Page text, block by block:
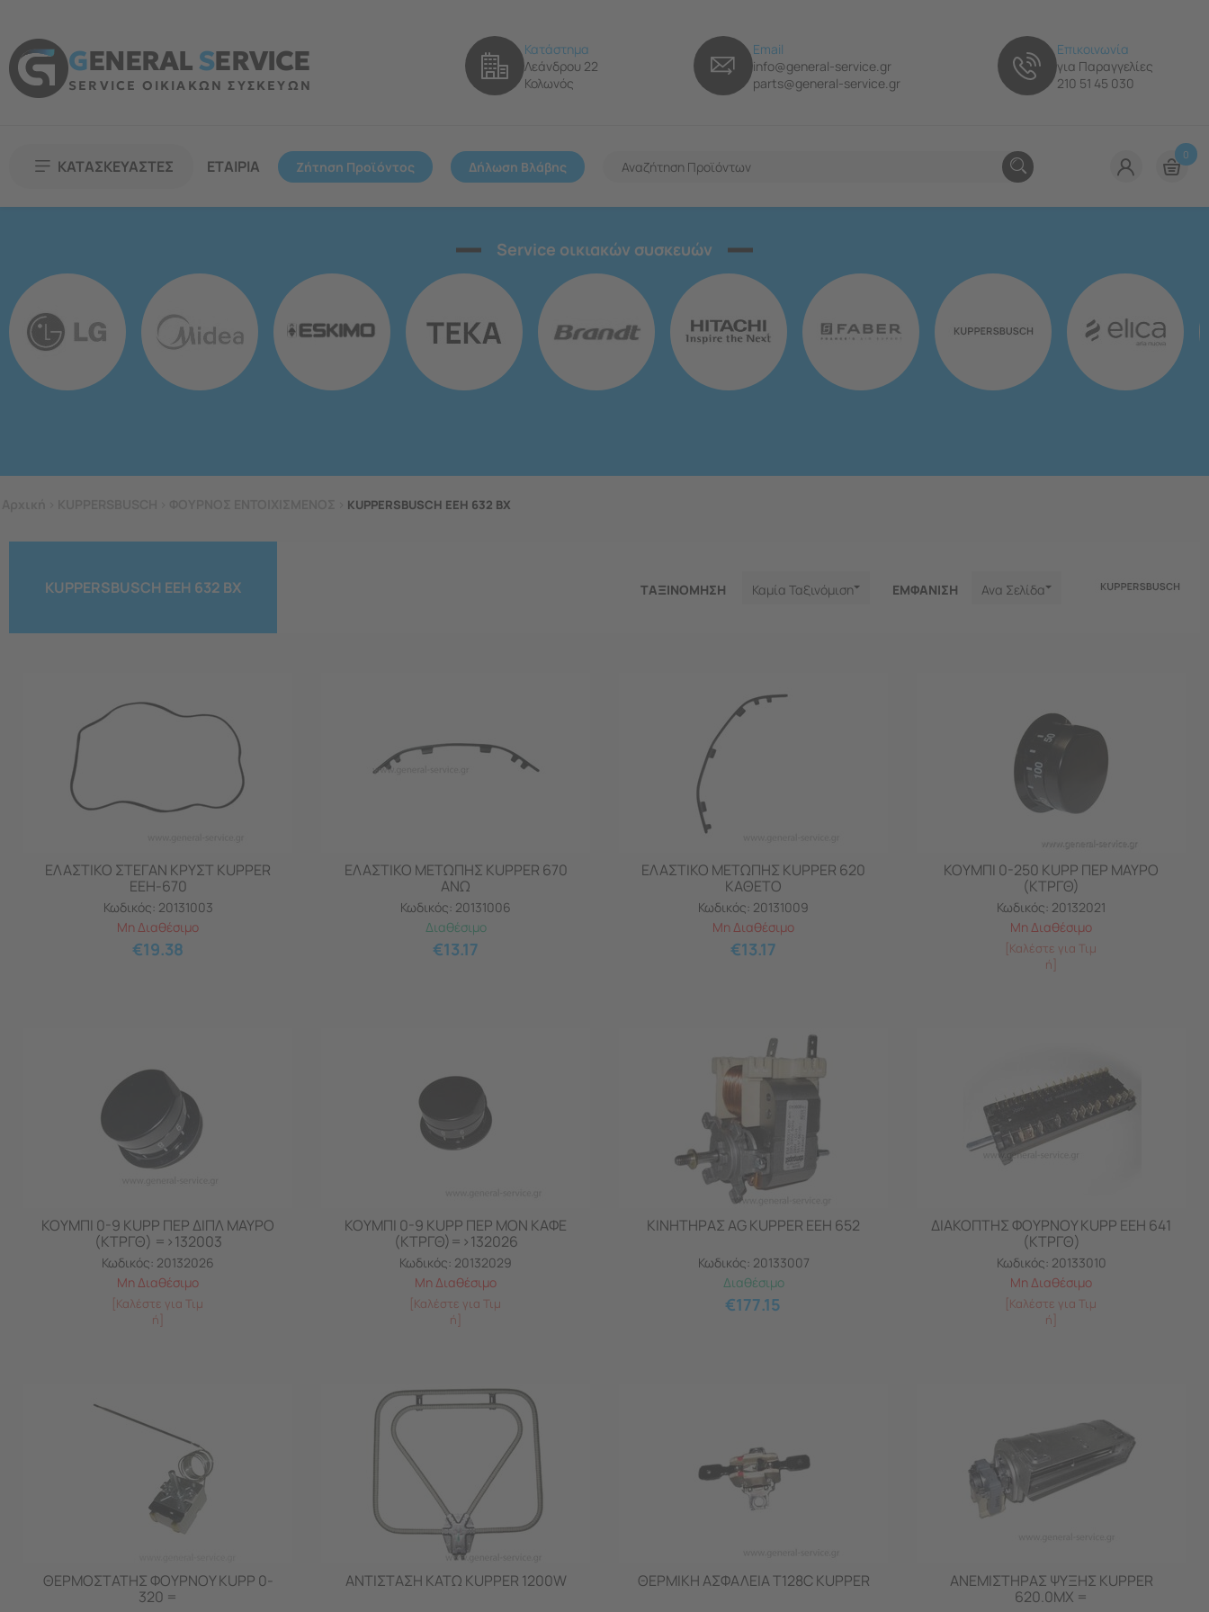
GENERALSERVICE
SERVICE ΟΙΚΙΑΚΩΝ ΣΥΣΚΕΥΩΝ
Κατάστημα
Λεάνδρου 22
Κολωνός
Email
info@general-service.gr
parts@general-service.gr
Επικοινωνία
για Παραγγελίες
210 51 45 030
ΚΑΤΑΣΚΕΥΑΣΤΕΣ ΕΤΑΙΡΙΑ Ζήτηση Προϊόντος Δήλωση Βλάβης
0
Service οικιακών συσκευών
KUPPERSBUSCH EEH 632 BX
KUPPERSBUSCH EEH 632 BX ΤΑΞΙΝΟΜΗΣΗ Καμία Ταξινόμιση ΕΜΦΑNΙΣΗ Ανα Σελίδα
ΕΛΑΣΤΙΚΟ ΣΤΕΓΑΝ ΚΡΥΣΤ KUPPER
EEH-670
Κωδικός: 20131003
Μη Διαθέσιμο
€19.38
ΕΛΑΣΤΙΚΟ ΜΕΤΩΠΗΣ KUPPER 670
ΑΝΩ
Κωδικός: 20131006
Διαθέσιμο
€13.17
ΕΛΑΣΤΙΚΟ ΜΕΤΩΠΗΣ KUPPER 620
ΚΑΘΕΤΟ
Κωδικός: 20131009
Μη Διαθέσιμο
€13.17
ΚΟΥΜΠΙ 0-250 KUPP ΠΕΡ ΜΑΥΡΟ
(ΚΤΡΓΘ)
Κωδικός: 20132021
Μη Διαθέσιμο
[Καλέστε για Τιμ
ή]
ΚΟΥΜΠΙ 0-9 KUPP ΠΕΡ ΔΙΠΛ ΜΑΥΡO
(ΚΤΡΓΘ) =>132003
Κωδικός: 20132026
Μη Διαθέσιμο
[Καλέστε για Τιμ
ή]
ΚΟΥΜΠΙ 0-9 KUPP ΠΕΡ ΜΟΝ ΚΑΦΕ
(ΚΤΡΓΘ)=>132026
Κωδικός: 20132029
Μη Διαθέσιμο
[Καλέστε για Τιμ
ή]
ΚΙΝΗΤΗΡΑΣ AG KUPPER EEH 652
Κωδικός: 20133007
Διαθέσιμο
€177.15
ΔΙΑΚΟΠΤΗΣ ΦΟΥΡΝΟΥ KUPP EEH 641
(ΚΤΡΓΘ)
Κωδικός: 20133010
Μη Διαθέσιμο
[Καλέστε για Τιμ
ή]
ΘΕΡΜΟΣΤΑΤΗΣ ΦΟΥΡΝΟΥ KUPP 0-
320 =
ΑΝΤΙΣΤΑΣΗ ΚΑΤΩ KUPPER 1200W ΘΕΡΜΙΚΗ ΑΣΦΑΛΕΙΑ Τ128C KUPPER
ΑΝΕΜΙΣΤΗΡΑΣ ΨΥΞΗΣ KUPPER
620.0MX =